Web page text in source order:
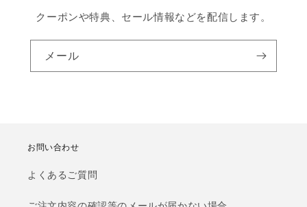
クーポンや特典、セール情報などを配信します。
メール
お問い合わせ
よくあるご質問